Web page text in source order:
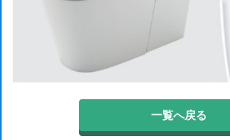
一覧へ戻る